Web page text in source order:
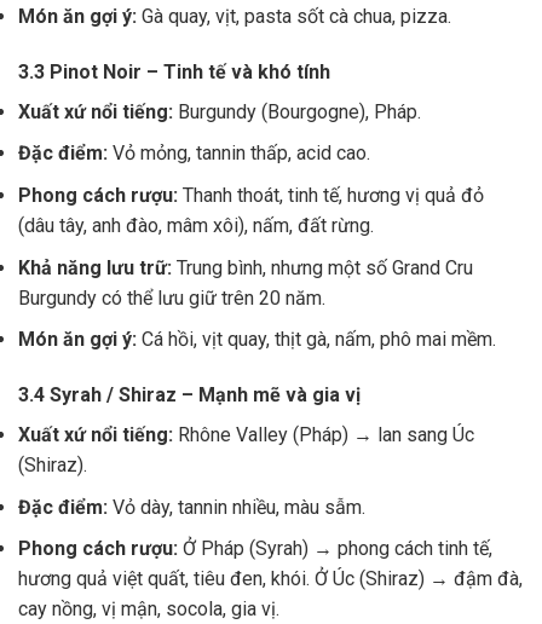
Món ăn gợi ý: Gà quay, vịt, pasta sốt cà chua, pizza.
3.3 Pinot Noir – Tinh tế và khó tính
Xuất xứ nổi tiếng: Burgundy (Bourgogne), Pháp.
Đặc điểm: Vỏ mỏng, tannin thấp, acid cao.
Phong cách rượu: Thanh thoát, tinh tế, hương vị quả đỏ
(dâu tây, anh đào, mâm xôi), nấm, đất rừng.
Khả năng lưu trữ: Trung bình, nhưng một số Grand Cru
Burgundy có thể lưu giữ trên 20 năm.
Món ăn gợi ý: Cá hồi, vịt quay, thịt gà, nấm, phô mai mềm.
3.4 Syrah / Shiraz – Mạnh mẽ và gia vị
Xuất xứ nổi tiếng: Rhône Valley (Pháp) → lan sang Úc
(Shiraz).
Đặc điểm: Vỏ dày, tannin nhiều, màu sẫm.
Phong cách rượu: Ở Pháp (Syrah) → phong cách tinh tế,
hương quả việt quất, tiêu đen, khói. Ở Úc (Shiraz) → đậm đà,
cay nồng, vị mận, socola, gia vị.